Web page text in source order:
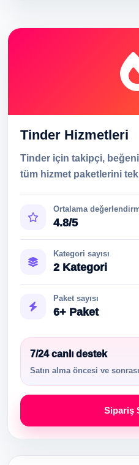
Tinder Hizmetleri
Tinder için takipçi,
tüm hizmet paketlerini
Ortalama
4.8/5
Kategori sayısı
2 Kategori
Paket sayısı
6+ Paket
7/24 canlı destek
Satın alma öncesi ve
Sipariş